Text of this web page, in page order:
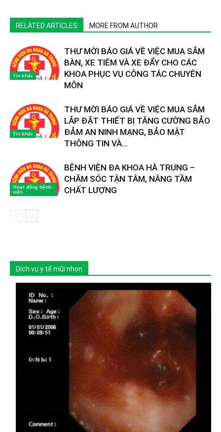
RELATED ARTICLES MORE FROM AUTHOR
Tin khác
THƯ MỜI BÁO GIÁ VỀ VIỆC MUA SẮM
BÀN, XE TIÊM VÀ XE ĐẨY CHO CÁC
KHOA PHỤC VỤ CÔNG TÁC CHUYÊN
MÔN
Tin khác
THƯ MỜI BÁO GIÁ VỀ VIỆC MUA SẮM
LẮP ĐẶT THIẾT BỊ TĂNG CƯỜNG BẢO
ĐẢM AN NINH MẠNG, BẢO MẬT
THÔNG TIN VÀ...
Hoạt động bệnh
viện
BỆNH VIỆN ĐA KHOA HÀ TRUNG –
CHĂM SÓC TẬN TÂM, NÂNG TẦM
CHẤT LƯỢNG
Dịch vụ y tế mũi nhọn